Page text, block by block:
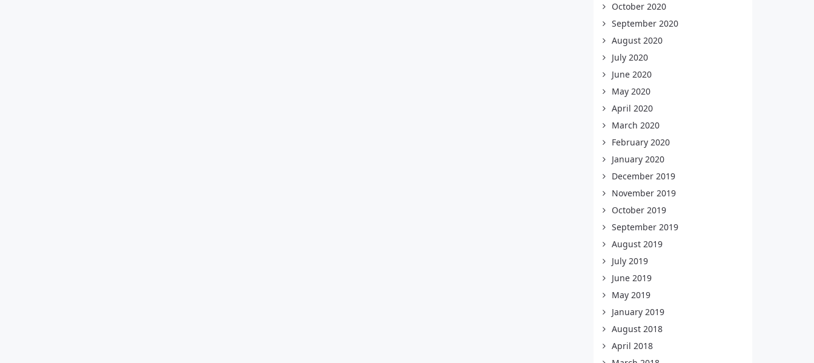
October 2020
September 2020
August 2020
July 2020
June 2020
May 2020
April 2020
March 2020
February 2020
January 2020
December 2019
November 2019
October 2019
September 2019
August 2019
July 2019
June 2019
May 2019
January 2019
August 2018
April 2018